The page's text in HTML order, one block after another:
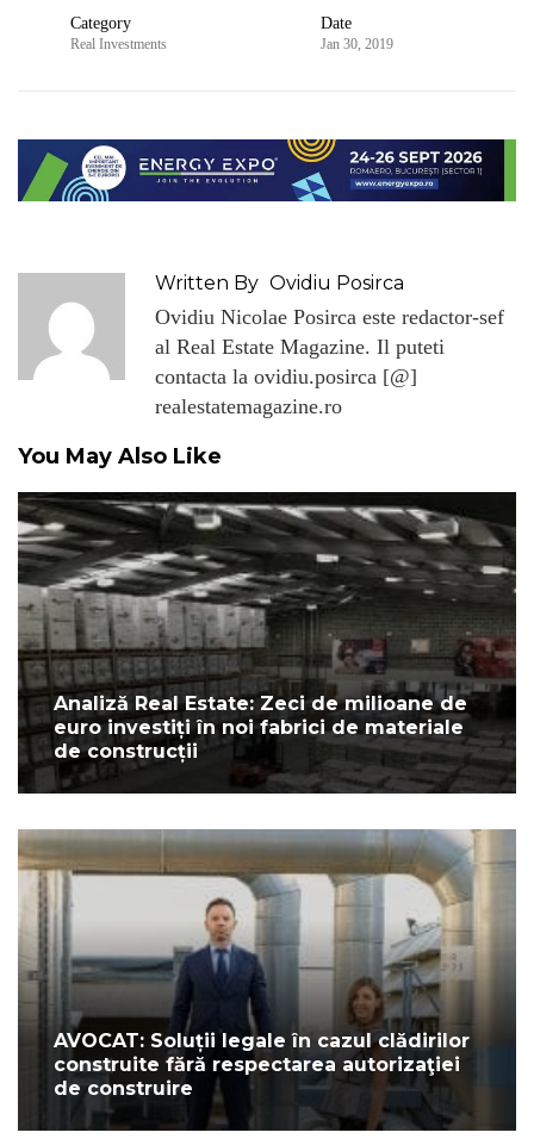
Category
Real Investments
Date
Jan 30, 2019
Written By Ovidiu Posirca
Ovidiu Nicolae Posirca este redactor-sef
al Real Estate Magazine. Il puteti
contacta la ovidiu.posirca [@]
realestatemagazine.ro
You May Also Like
Analiză Real Estate: Zeci de milioane de
euro investiți în noi fabrici de materiale
de construcții
AVOCAT: Soluții legale în cazul clădirilor
construite fără respectarea autorizaţiei
de construire